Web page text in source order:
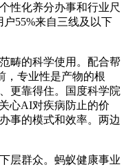
性化养分办事和行业尺
55%来自三线及以下
的科学使用。配合帮
，专业性是产物的根
更靠得住。国度科学院
心AI对疾病防止的价
事的模式和效率。两边
群众。蚂蚁健康事业